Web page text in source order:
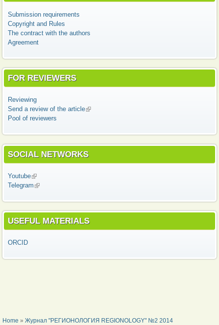
Submission requirements
Copyright and Rules
The contract with the authors
Agreement
FOR REVIEWERS
Reviewing
Send a review of the article(link is external)
Pool of reviewers
SOCIAL NETWORKS
Youtube(link is external)
Telegram (link is external)
USEFUL MATERIALS
ORCID
YOU ARE HERE
Home » Журнал "РЕГИОНОЛОГИЯ REGIONOLOGY" №2 2014